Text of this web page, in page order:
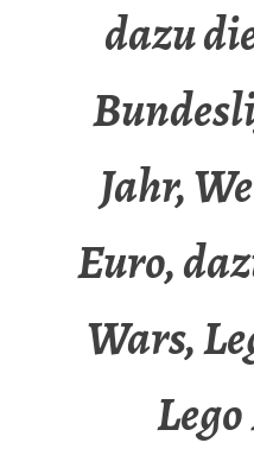
dazu
Jahr,
Euro,
Wars,